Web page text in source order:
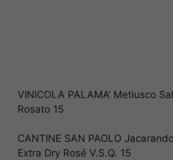
VINICOLA PALAMA’ Metiusco
Rosato 15
CANTINE SAN PAOLO
Extra Dry Rosé V.S.Q. 15